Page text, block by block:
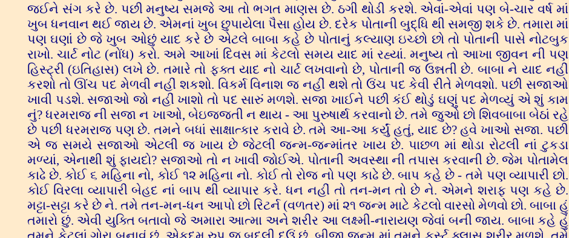
જઈને સંગ કરે છે. પછી મનુષ્ય સમજે આ તો ભગત માણસ છે. ઠગી થોડી કરશે. એવાં-એવાં પણ બે-ચાર વર્ષ માં
ખુબ ધનવાન થઈ જાય છે. એમનાં ખુબ છુપાયેલા પૈસા હોય છે. દરેક પોતાની બુદ્ધિ થી સમજી શકે છે. તમારા માં
પણ ઘણાં છે જે ખુબ ઓછું યાદ કરે છે એટલે બાબા કહે છે પોતાનું કલ્યાણ ઇચ્છો છો તો પોતાની પાસે નોટબુક
રાખો. ચાર્ટ નોટ (નોંધ) કરો. અમે આખાં દિવસ માં કેટલો સમય યાદ માં રહ્યાં. મનુષ્ય તો આખા જીવન ની પણ
હિસ્ટ્રી (ઇતિહાસ) લખે છે. તમારે તો ફક્ત યાદ નો ચાર્ટ લખવાનો છે, પોતાની જ ઉન્નતી છે. બાબા ને યાદ નહીં
કરશો તો ઊંચ પદ મેળવી નહીં શકશો. વિકર્મ વિનાશ જ નહીં થશે તો ઉંચ પદ કેવી રીતે મેળવશો. પછી સજાઓ
ખાવી પડશે. સજાઓ જો નહીં ખાશો તો પદ સારું મળશે. સજા ખાઈને પછી કંઈ થોડું ઘણું પદ મેળવ્યું એ શું કામ
નું? ધરમરાજ ની સજા ન ખાઓ, બેઇજ્જતી ન થાય - આ પુરુષાર્થ કરવાનો છે. તમે જુઓ છો શિવબાબા બેઠાં રહે
છે પછી ધરમરાજ પણ છે. તમને બધાં સાક્ષાત્કાર કરાવે છે. તમે આ-આ કર્યું હતું, યાદ છે? હવે ખાઓ સજા. પછી
એ જ સમયે સજાઓ એટલી જ ખાય છે જેટલી જન્મ-જન્માંતર ખાય છે. પાછળ માં થોડા રોટલી નાં ટુકડા
મળ્યાં, એનાથી શું ફાયદો? સજાઓ તો ન ખાવી જોઈએ. પોતાની અવસ્થા ની તપાસ કરવાની છે. જેમ પોતામેલ
કાઢે છે. કોઈ ૬ મહિના નો, કોઈ ૧૨ મહિના નો. કોઈ તો રોજ નો પણ કાઢે છે. બાપ કહે છે - તમે પણ વ્યાપારી છો.
કોઈ વિરલા વ્યાપારી બેહદ નાં બાપ થી વ્યાપાર કરે. ધન નહીં તો તન-મન તો છે ને. એમને શરાફ પણ કહે છે.
મટ્ટા-સટ્ટા કરે છે ને. તમે તન-મન-ધન આપો છો રિટર્ન (વળતર) માં ૨૧ જન્મ માટે કેટલો વારસો મેળવો છો. બાબા હું
તમારો છું. એવી યુક્તિ બતાવો જે અમારા આત્મા અને શરીર આ લક્ષ્મી-નારાયણ જેવાં બની જાય. બાબા કહે હું